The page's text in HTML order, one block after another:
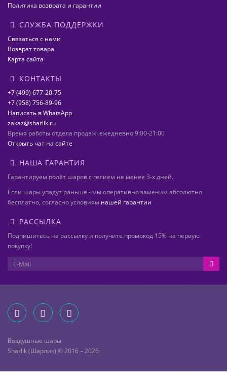
Политика возврата и гарантии
СЛУЖБА ПОДДЕРЖКИ
Связаться с нами
Возврат товара
Карта сайта
КОНТАКТЫ
+7 (499) 677-20-75
+7 (958) 756-89-96
Написать в WhatsApp
zakaz@sharlik.ru
Время работы отдела продаж: ежедневно 9:00-21:00
Открыть чат на сайте
НАША ГАРАНТИЯ
Гарантируем полёт шаров с гелием не менее 3-х дней.
Если шары упадут раньше - мы оперативно заменим абсолютно
бесплатно, согласно условиям нашей гарантии
РАССЫЛКА
Подпишитесь на рассылку и получите промокод 15% на первую
покупку!
Воздушные шары
Sharlik (Шарлик) © 2016 – 2026